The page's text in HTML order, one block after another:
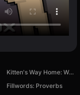
Kitten's Way Home: Word Associations
Fillwords: Proverbs